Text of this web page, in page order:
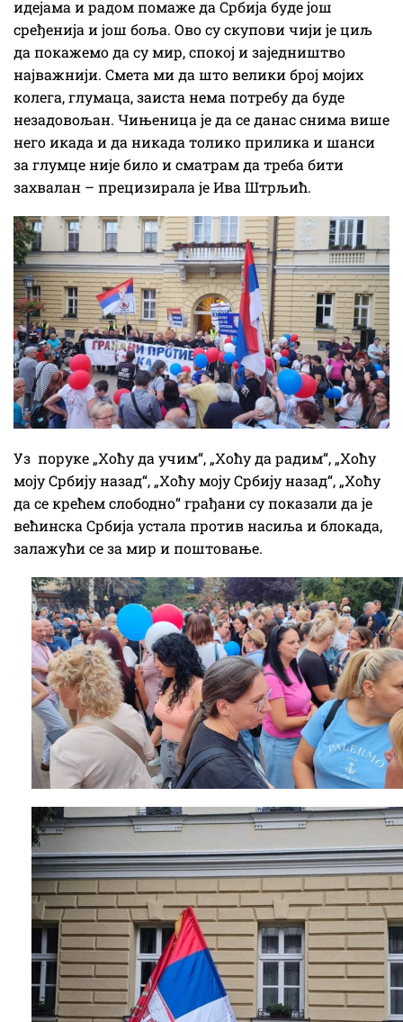
идејама и радом помаже да Србија буде још
сређенија и још боља. Ово су скупови чији је циљ
да покажемо да су мир, спокој и заједништво
најважнији. Смета ми да што велики број мојих
колега, глумаца, заиста нема потребу да буде
незадовољан. Чињеница је да се данас снима више
него икада и да никада толико прилика и шанси
за глумце није било и сматрам да треба бити
захвалан – прецизирала је Ива Штрљић.
Уз поруке „Хоћу да учим“, „Хоћу да радим“, „Хоћу
моју Србију назад“, „Хоћу моју Србију назад“, „Хоћу
да се крећем слободно“ грађани су показали да је
већинска Србија устала против насиља и блокада,
залажући се за мир и поштовање.